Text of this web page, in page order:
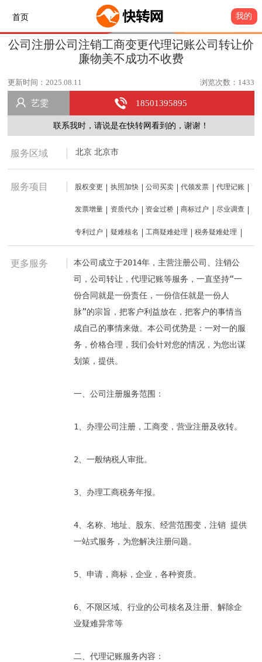
首页 我的
公司注册公司注销工商变更代理记账公司转让价
廉物美不成功不收费
更新时间：2025.08.11 浏览次数：1433
艺雯 18501395895
联系我时，请说是在快转网看到的，谢谢！
服务区域 北京 北京市
服务项目 股权变更 执照加快 公司买卖 代领发票 代理记账
发票增量 资质代办 资金过桥 商标过户 尽业调查
专利过户 疑难核名 工商疑难处理 税务疑难处理
更多服务
本公司成立于2014年，主营注册公司、注销公
司，公司转让，代理记账等服务，一直坚持“一
份合同就是一份责任，一份信任就是一份人
脉”的宗旨，把客户利益放在，把客户的事情当
成自己的事情来做。本公司优势是：一对一的服
务，价格合理，我们会针对您的情况，为您出谋
划策，提供。
一、公司注册服务范围：
1、办理公司注册，工商变，营业注册及收转。
2、一般纳税人审批。
3、办理工商税务年报。
4、名称、地址、股东、经营范围变，注销 提供
一站式服务，为您解决注册问题。
5、申请，商标，企业，各种资质。
6、不限区域、行业的公司核名及注册、解除企
业疑难异常等
二、代理记账服务内容：